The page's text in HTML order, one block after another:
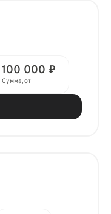
100 000 ₽
Сумма, от